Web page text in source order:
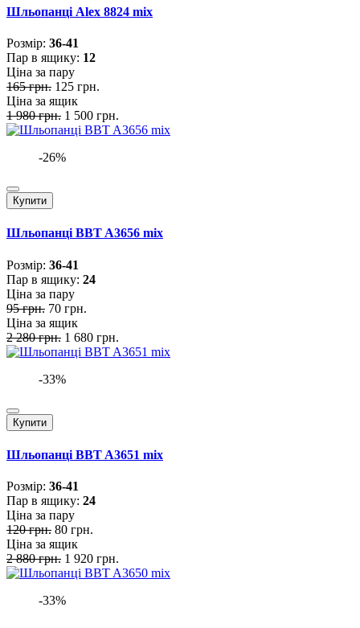
Шльопанці Alex 8824 mix
Розмiр: 36-41
Пар в ящику: 12
Ціна за пару
165 грн. 125 грн.
Ціна за ящик
1 980 грн. 1 500 грн.
-26%
Купити
Шльопанці BBT A3656 mix
Розмiр: 36-41
Пар в ящику: 24
Ціна за пару
95 грн. 70 грн.
Ціна за ящик
2 280 грн. 1 680 грн.
-33%
Купити
Шльопанці BBT A3651 mix
Розмiр: 36-41
Пар в ящику: 24
Ціна за пару
120 грн. 80 грн.
Ціна за ящик
2 880 грн. 1 920 грн.
-33%